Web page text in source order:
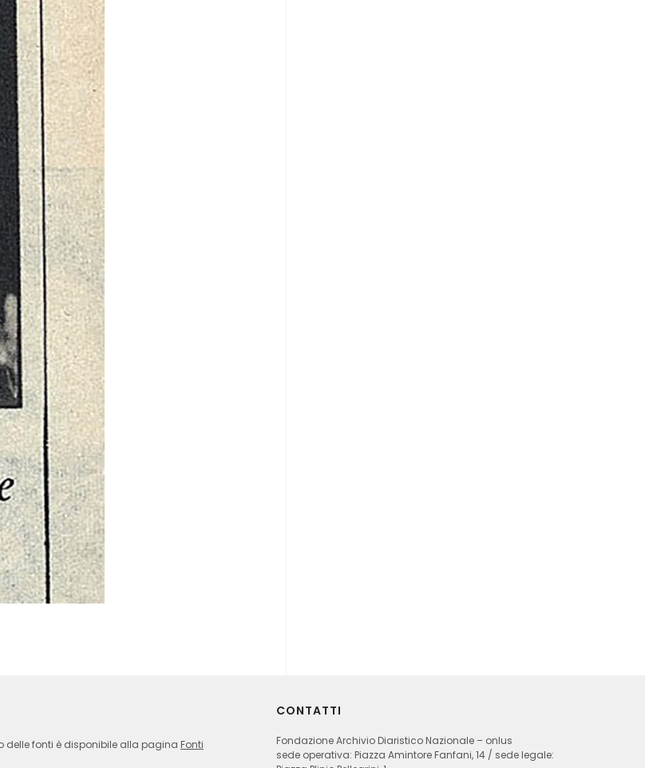
delle fonti è disponibile alla pagina Fonti
CONTATTI
Fondazione Archivio Diaristico Nazionale – onlus
sede operativa: Piazza Amintore Fanfani, 14 / sede legale: